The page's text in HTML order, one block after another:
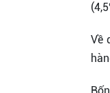
Về